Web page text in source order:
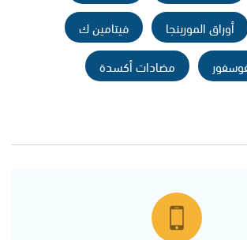
أوراق المورينجا
فيتامين ك
مضادات أكسدة